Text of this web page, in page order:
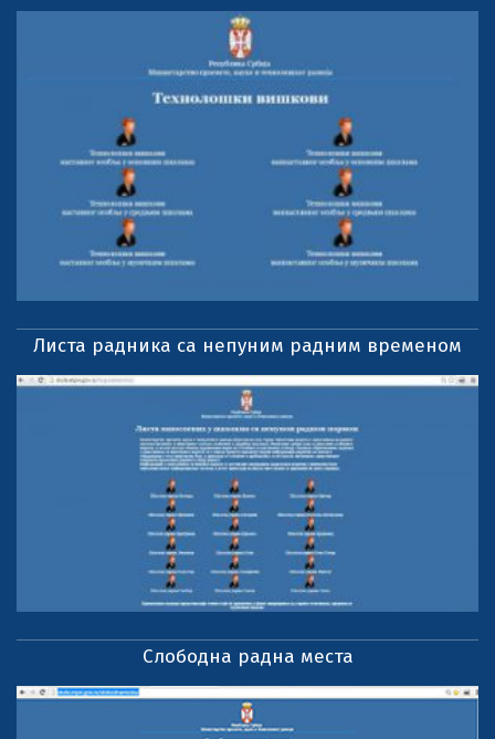
Листа радника са непуним радним временом
Слободна радна места